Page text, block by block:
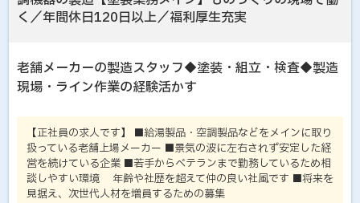
く／年間休日120日以上／福利厚生充実
老舗メーカーの製造スタッフ◆塗装・組立・検査◆製造
現場・ライン作業の経験活かす
【正社員の求人です】 ■給湯製品・空調製品などをメインに取り
扱っている老舗上場メーカー ■景気の波に左右されず安定した経
営を続けている企業 ■若手からベテランまで勤務しているため相
談しやすい環境 年齢や社歴を超えて仲の良い社風です ■将来を
見据え、次世代人材を増員するための募集